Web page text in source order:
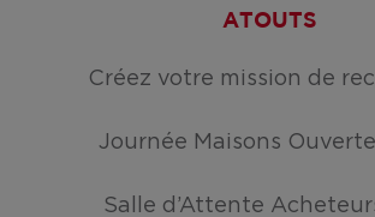
ATOUTS
Créez votre mission de
Journée Maisons
Salle d’Attente